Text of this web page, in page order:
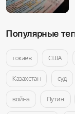
Популярные
токаев США
Казахстан суд
война Путин